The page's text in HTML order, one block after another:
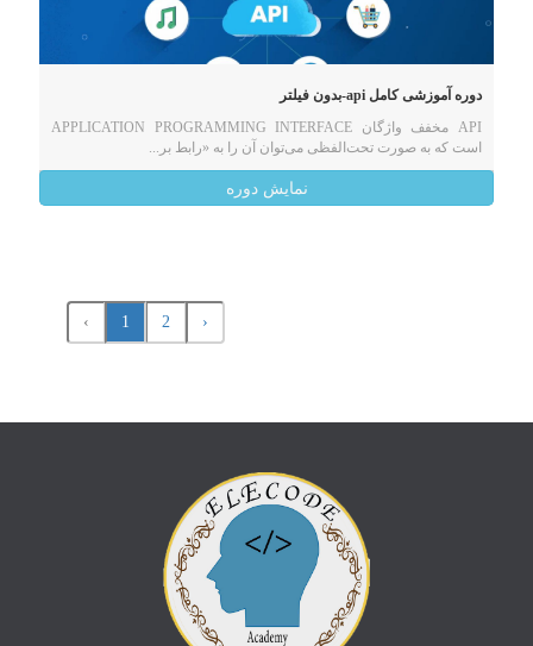
دوره آموزشی کامل api-بدون فیلتر
API مخفف واژگان APPLICATION PROGRAMMING INTERFACE
است که به صورت تحت‌الفظی می‌توان آن را به «رابط بر...
نمایش دوره
‹ 1 2 ›